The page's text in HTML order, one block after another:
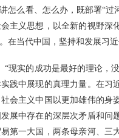
怎么看、怎么办，既部署“
主义思想，以全新的视野
在当代中国，坚持和发展习
“现实的成功是最好的理论，
践中展现的真理力量。在
会主义中国以更加雄伟的
展中存在的深层次矛盾和
第一大国，两条母亲河、